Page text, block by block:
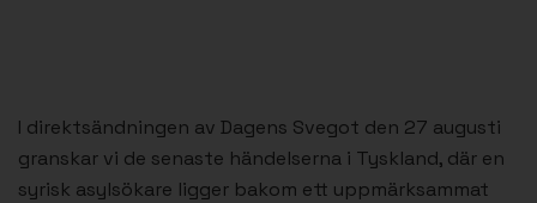
I direktsändningen av Dagens Svegot den 27 augusti
granskar vi de senaste händelserna i Tyskland, där en
syrisk asylsökare ligger bakom ett uppmärksammat